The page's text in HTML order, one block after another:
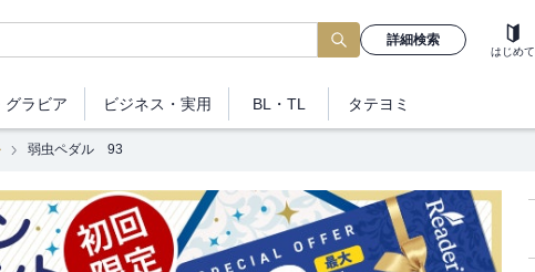
詳細検索
はじめて
グラビア ビジネス ・実用 BL・TL タテヨミ
弱虫ペダル 93